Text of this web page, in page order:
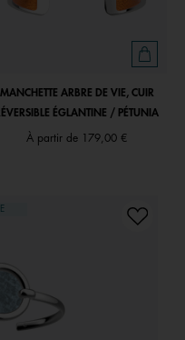
MANCHETTE ARBRE DE VIE, CUIR
ÉGLANTINE / PÉTUNIA
À partir de 179,00 €